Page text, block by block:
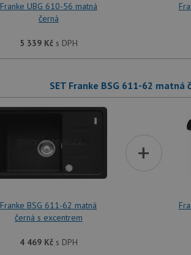
Franke UBG 610-56 matná
černá
5 339 Kčs DPH
SET Franke BSG 611-62 matná
Franke BSG 611-62 matná
černá s excentrem
4 469 Kčs DPH
+